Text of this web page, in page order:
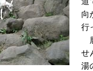
向
行
せ
湯